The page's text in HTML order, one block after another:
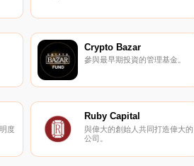
Crypto Bazar
參與最早期投資的管理基金。
度
Ruby Capital
與偉大的創始人共同打造偉大的
公司。